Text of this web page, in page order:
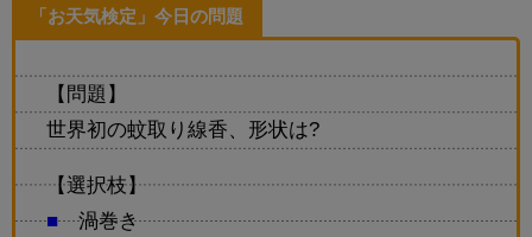
「お天気検定」今日の問題
【問題】
世界初の蚊取り線香、形状は?
【選択枝】
■渦巻き